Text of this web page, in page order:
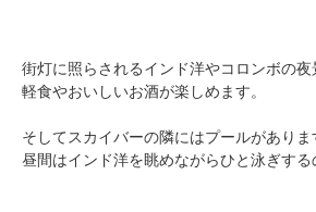
街灯に照らされるインド洋やコロンボの夜
軽食やおいしいお酒が楽しめます。
そしてスカイバーの隣にはプールがありま
昼間はインド洋を眺めながらひと泳ぎする